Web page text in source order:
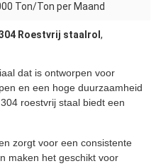
Ton/Ton per Maand
Roestvrij staalrol ,
dat is ontworpen voor
en een hoge duurzaamheid
roestvrij staal biedt een
zorgt voor een consistente
maken het geschikt voor